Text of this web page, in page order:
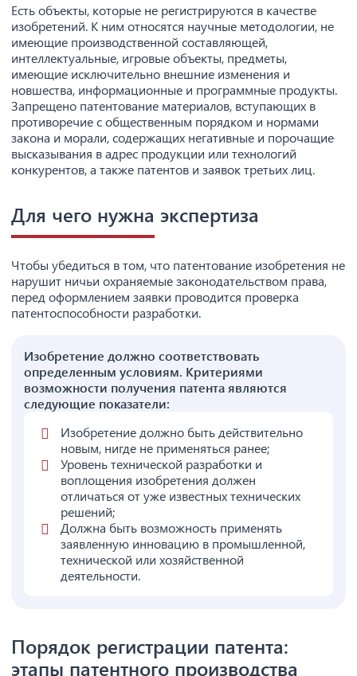
Есть объекты, которые не регистрируются в качестве
изобретений. К ним относятся научные методологии, не
имеющие производственной составляющей,
интеллектуальные, игровые объекты, предметы,
имеющие исключительно внешние изменения и
новшества, информационные и программные продукты.
Запрещено патентование материалов, вступающих в
противоречие с общественным порядком и нормами
закона и морали, содержащих негативные и порочащие
высказывания в адрес продукции или технологий
конкурентов, а также патентов и заявок третьих лиц.
Для чего нужна экспертиза
Чтобы убедиться в том, что патентование изобретения не
нарушит ничьи охраняемые законодательством права,
перед оформлением заявки проводится проверка
патентоспособности разработки.
Изобретение должно соответствовать
определенным условиям. Критериями
возможности получения патента являются
следующие показатели:
Изобретение должно быть действительно
новым, нигде не применяться ранее;
Уровень технической разработки и
воплощения изобретения должен
отличаться от уже известных технических
решений;
Должна быть возможность применять
заявленную инновацию в промышленной,
технической или хозяйственной
деятельности.
Порядок регистрации патента:
этапы патентного производства